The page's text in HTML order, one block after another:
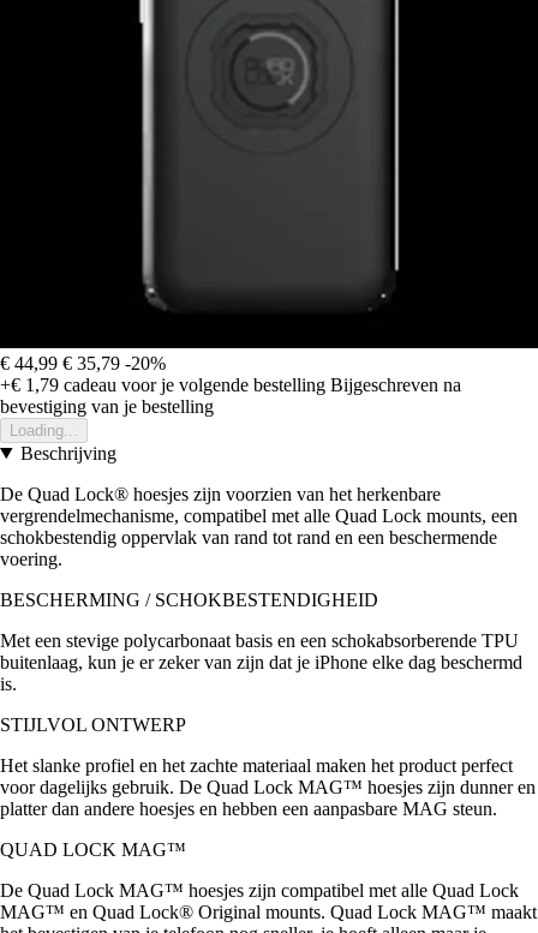
€ 44,99 € 35,79 -20%
+€ 1,79 cadeau voor je volgende bestelling Bijgeschreven na
bevestiging van je bestelling
Loading...
Beschrijving
De Quad Lock® hoesjes zijn voorzien van het herkenbare
vergrendelmechanisme, compatibel met alle Quad Lock mounts, een
schokbestendig oppervlak van rand tot rand en een beschermende
voering.
BESCHERMING / SCHOKBESTENDIGHEID
Met een stevige polycarbonaat basis en een schokabsorberende TPU
buitenlaag, kun je er zeker van zijn dat je iPhone elke dag beschermd
is.
STIJLVOL ONTWERP
Het slanke profiel en het zachte materiaal maken het product perfect
voor dagelijks gebruik. De Quad Lock MAG™ hoesjes zijn dunner en
platter dan andere hoesjes en hebben een aanpasbare MAG steun.
QUAD LOCK MAG™
De Quad Lock MAG™ hoesjes zijn compatibel met alle Quad Lock
MAG™ en Quad Lock® Original mounts. Quad Lock MAG™ maakt